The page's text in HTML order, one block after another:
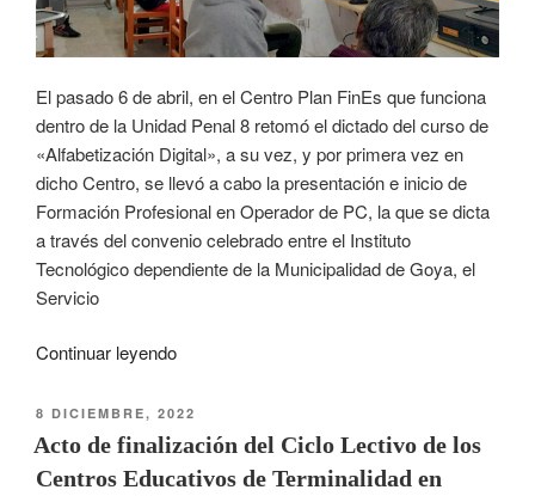
El pasado 6 de abril, en el Centro Plan FinEs que funciona
dentro de la Unidad Penal 8 retomó el dictado del curso de
«Alfabetización Digital», a su vez, y por primera vez en
dicho Centro, se llevó a cabo la presentación e inicio de
Formación Profesional en Operador de PC, la que se dicta
a través del convenio celebrado entre el Instituto
Tecnológico dependiente de la Municipalidad de Goya, el
Servicio
Continuar leyendo
8 DICIEMBRE, 2022
Acto de finalización del Ciclo Lectivo de los
Centros Educativos de Terminalidad en